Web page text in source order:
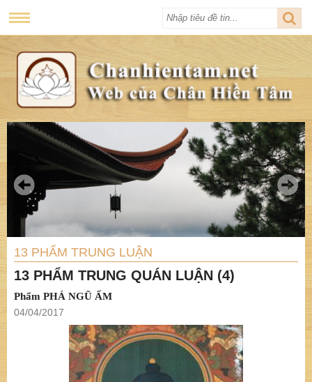
13 PHẨM TRUNG LUẬN
13 PHẨM TRUNG QUÁN LUẬN (4)
Phẩm PHÁ NGŨ ẤM
04/04/2017